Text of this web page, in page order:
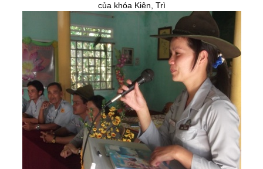
của khóa Kiên, Trì